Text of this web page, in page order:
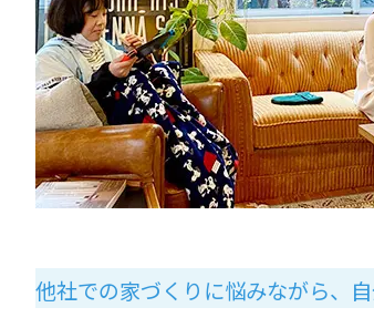
他社での家づくりに悩みながら、